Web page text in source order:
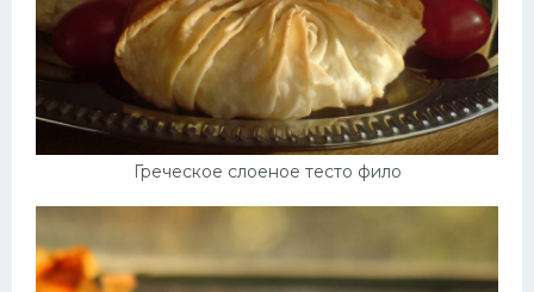
Греческое слоеное тесто фило